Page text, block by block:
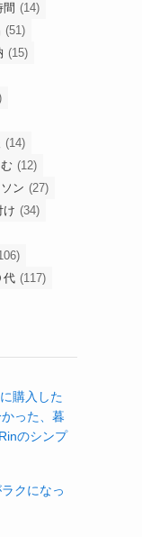
間 (14)
(51)
(15)
(14)
(12)
ン (27)
け (34)
代 (117)
購入した
った、暮
のシンプ
クになっ